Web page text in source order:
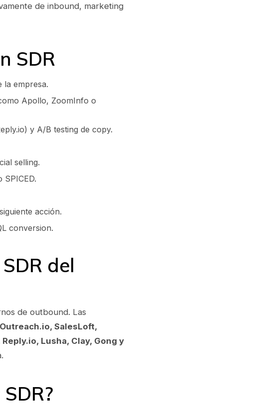
de inbound, marketing
SDR
la empresa.
Apollo, ZoomInfo o
y A/B testing de copy.
selling.
acción.
conversion.
del
de outbound. Las
SalesLoft,
Lusha, Clay, Gong y